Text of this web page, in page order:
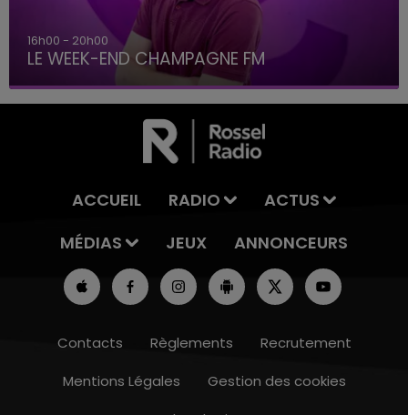
16h00 - 20h00
LE WEEK-END CHAMPAGNE FM
ACCUEIL RADIO
ACTUS
MÉDIAS
JEUX ANNONCEURS
Contacts Règlements
Recrutement
Mentions Légales
Gestion des cookies